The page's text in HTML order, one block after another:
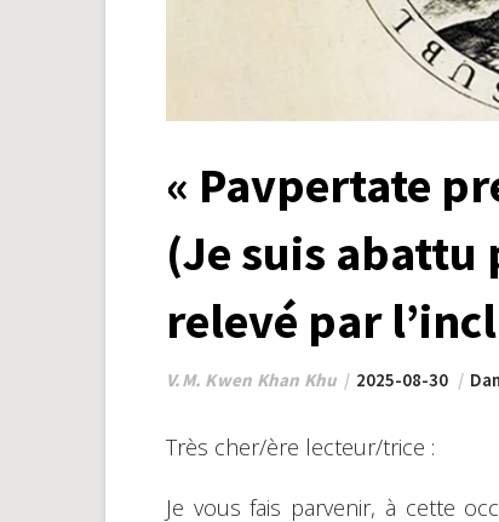
« Pavpertate
(Je suis
relevé par
V.M. Kwen Khan Khu 2025-08-30
Très cher/ère lecteur/trice :
Je vous fais parvenir, à cette